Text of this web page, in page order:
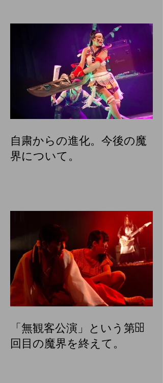
自粛からの進化。今後の魔
界について。
「無観客公演」という第68
回目の魔界を終えて。